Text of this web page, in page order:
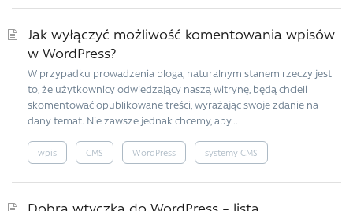
Jak wyłączyć możliwość komentowania wpisów
w WordPress?
W przypadku prowadzenia bloga, naturalnym stanem rzeczy jest
to, że użytkownicy odwiedzający naszą witrynę, będą chcieli
skomentować opublikowane treści, wyrażając swoje zdanie na
dany temat. Nie zawsze jednak chcemy, aby...
wpis CMS WordPress systemy CMS